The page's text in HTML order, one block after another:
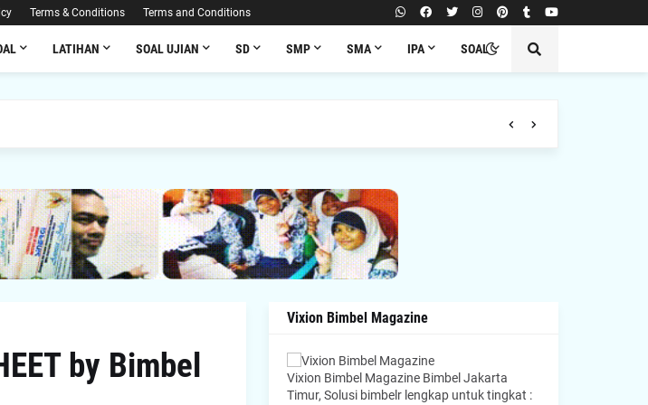
Terms & Conditions Terms and Conditions
LATIHAN SOAL UJIAN SD SMP SMA IPA SOAL
by Bimbel
Vixion Bimbel Magazine
Vixion Bimbel Magazine Bimbel Jakarta
Timur, Solusi bimbelr lengkap untuk tingkat :